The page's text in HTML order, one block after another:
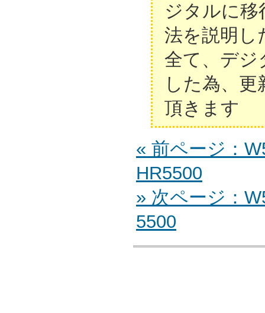
ジタルに移
法を説明し
全て、デジ
した為、
頂きます
« 前ページ：
HR5500
» 次ページ：
5500